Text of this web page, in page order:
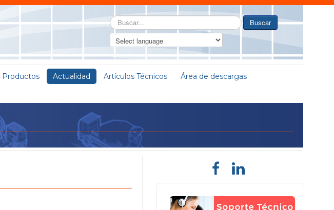
Buscar... Buscar
Productos Actualidad Artículos Técnicos
Área de descargas